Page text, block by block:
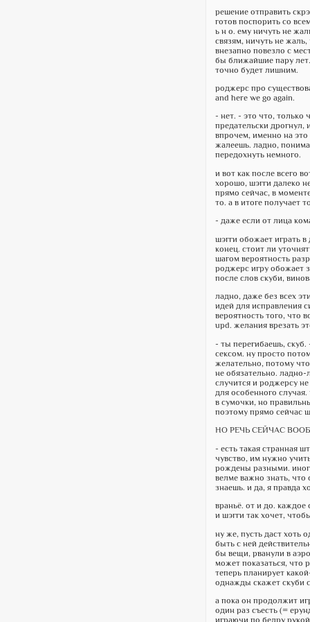
решение отправить
готов поспорить со
ь н о. ему ничуть не
связям, ничуть не
внезапно повезло с
бы ближайшие пару лет.
точно будет лишним.
роджерс про
and here we go again.
- нет. - это что, только
предательски
впрочем, именно на это
жалеешь. ладно,
передохнуть немного.
и вот как после всего
хорошо, шэгги далеко
прямо сейчас, в
то. а в итоге получает
- даже если от лица
шэгги обожает играть
конец. стоит ли
шагом вероятность
роджерс игру обожает
после слов скуби,
ладно, даже без всех
идей для исправления
вероятность того, что
upd. желания врезать
- ты перегибаешь,
сексом. ну просто
желательно, потому
не обязательно.
случится и роджерсу
для особенного
в сумочки, но
поэтому прямо сейчас
НО РЕЧЬ СЕЙЧАС
- есть такая странная
чувство, им нужно
рождены разными.
велме важно знать, что
знаешь. и да, я правда
враньё. от и до. каждое
и шэгги так хочет,
ну же, пусть даст хоть
быть с ней
бы вещи, рванули в
может показаться, что
теперь планирует
однажды скажет скуби
а пока он продолжит
один раз съесть (=
играючи по бедру